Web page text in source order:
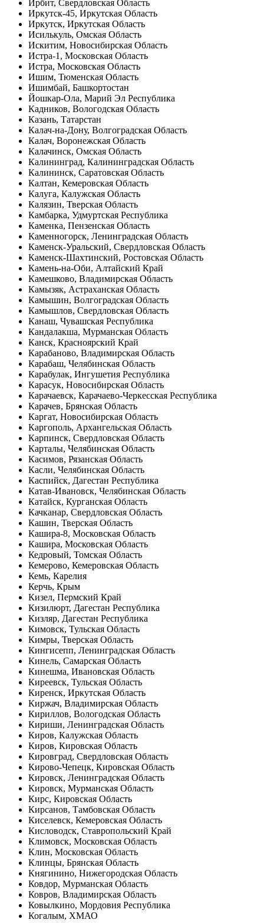
Ирбит, Свердловская Область
Иркутск-45, Иркутская Область
Иркутск, Иркутская Область
Исилькуль, Омская Область
Искитим, Новосибирская Область
Истра-1, Московская Область
Истра, Московская Область
Ишим, Тюменская Область
Ишимбай, Башкортостан
Йошкар-Ола, Марий Эл Республика
Кадников, Вологодская Область
Казань, Татарстан
Калач-на-Дону, Волгоградская Область
Калач, Воронежская Область
Калачинск, Омская Область
Калининград, Калининградская Область
Калининск, Саратовская Область
Калтан, Кемеровская Область
Калуга, Калужская Область
Калязин, Тверская Область
Камбарка, Удмуртская Республика
Каменка, Пензенская Область
Каменногорск, Ленинградская Область
Каменск-Уральский, Свердловская Область
Каменск-Шахтинский, Ростовская Область
Камень-на-Оби, Алтайский Край
Камешково, Владимирская Область
Камызяк, Астраханская Область
Камышин, Волгоградская Область
Камышлов, Свердловская Область
Канаш, Чувашская Республика
Кандалакша, Мурманская Область
Канск, Красноярский Край
Карабаново, Владимирская Область
Карабаш, Челябинская Область
Карабулак, Ингушетия Республика
Карасук, Новосибирская Область
Карачаевск, Карачаево-Черкесская Республика
Карачев, Брянская Область
Каргат, Новосибирская Область
Каргополь, Архангельская Область
Карпинск, Свердловская Область
Карталы, Челябинская Область
Касимов, Рязанская Область
Касли, Челябинская Область
Каспийск, Дагестан Республика
Катав-Ивановск, Челябинская Область
Катайск, Курганская Область
Качканар, Свердловская Область
Кашин, Тверская Область
Кашира-8, Московская Область
Кашира, Московская Область
Кедровый, Томская Область
Кемерово, Кемеровская Область
Кемь, Карелия
Керчь, Крым
Кизел, Пермский Край
Кизилюрт, Дагестан Республика
Кизляр, Дагестан Республика
Кимовск, Тульская Область
Кимры, Тверская Область
Кингисепп, Ленинградская Область
Кинель, Самарская Область
Кинешма, Ивановская Область
Киреевск, Тульская Область
Киренск, Иркутская Область
Киржач, Владимирская Область
Кириллов, Вологодская Область
Кириши, Ленинградская Область
Киров, Калужская Область
Киров, Кировская Область
Кировград, Свердловская Область
Кирово-Чепецк, Кировская Область
Кировск, Ленинградская Область
Кировск, Мурманская Область
Кирс, Кировская Область
Кирсанов, Тамбовская Область
Киселевск, Кемеровская Область
Кисловодск, Ставропольский Край
Климовск, Московская Область
Клин, Московская Область
Клинцы, Брянская Область
Княгинино, Нижегородская Область
Ковдор, Мурманская Область
Ковров, Владимирская Область
Ковылкино, Мордовия Республика
Когалым, ХМАО